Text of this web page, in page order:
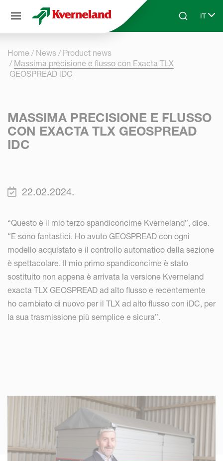
Skip to main contentSearchIT
Select
Home News
Product news
Massima precisione e flusso con Exacta TLX
GEOSPREAD iDC
MASSIMA PRECISIONE E FLUSSO
CON EXACTA TLX GEOSPREAD
IDC
22.02.2024.
“Questo è il mio terzo spandiconcime Kverneland”, dice.
“E sono fantastici. Ho avuto GEOSPREAD con ogni
modello acquistato e il controllo automatico della sezione
è spettacolare. Il mio primo spandiconcime è stato
sostituito non appena è arrivata la versione Kverneland
exacta TLX GEOSPREAD ad alto flusso e recentemente
ho cambiato di nuovo per il TLX ad alto flusso con iDC, per
la sua trasmissione più semplice e sicura”.
Pannello di gestione dei cookies